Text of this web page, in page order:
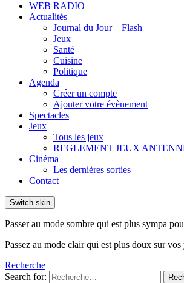
WEB RADIO
Actualités
Journal du Jour – Flash
Jeux
Santé
Cuisine
Politique
Agenda
Créer un compte
Ajouter votre évènement
Spectacles
Jeux
Tous les jeux
REGLEMENT JEUX
Cinéma
Les dernières sorties
Contact
Switch skin
Passer au mode sombre qui est plus sympa
Passez au mode clair qui est plus doux sur
Recherche
Search for: